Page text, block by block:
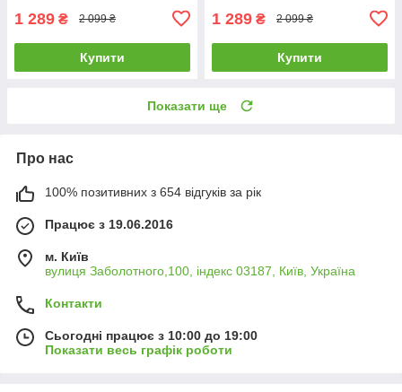
1 289 ₴ 2 099 ₴
Купити
1 289 ₴ 2 099 ₴
Купити
Показати ще
Про нас
100% позитивних з 654 відгуків за рік
Працює з 19.06.2016
м. Київ
вулиця Заболотного,100, індекс 03187, Київ, Україна
Контакти
Сьогодні працює з 10:00 до 19:00
Показати весь графік роботи